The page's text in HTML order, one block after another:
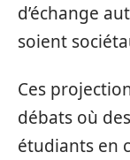
d’échange
soient
Ces
débats où
étudiants en